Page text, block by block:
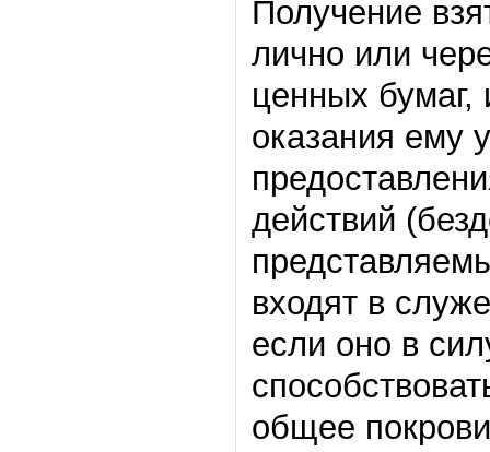
Получение
лично или
ценных бумаг,
оказания ему
действий
входят в
если оно в
общее